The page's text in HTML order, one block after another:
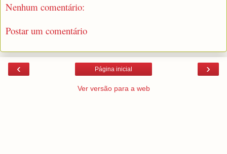
Nenhum comentário:
Postar um comentário
‹ ›
Página inicial
Ver versão para a web